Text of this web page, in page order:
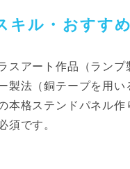
キル・おすす
アート作品（ランプ
製法（銅テープを用い
格ステンドパネル作
須です。